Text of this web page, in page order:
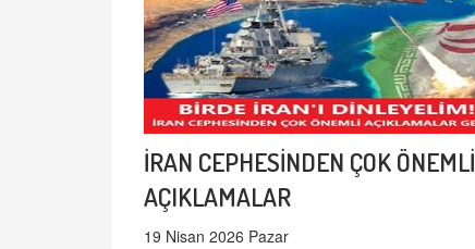
İRAN CEPHESİNDEN ÇOK ÖNEMLİ
AÇIKLAMALAR
19 Nisan 2026 Pazar